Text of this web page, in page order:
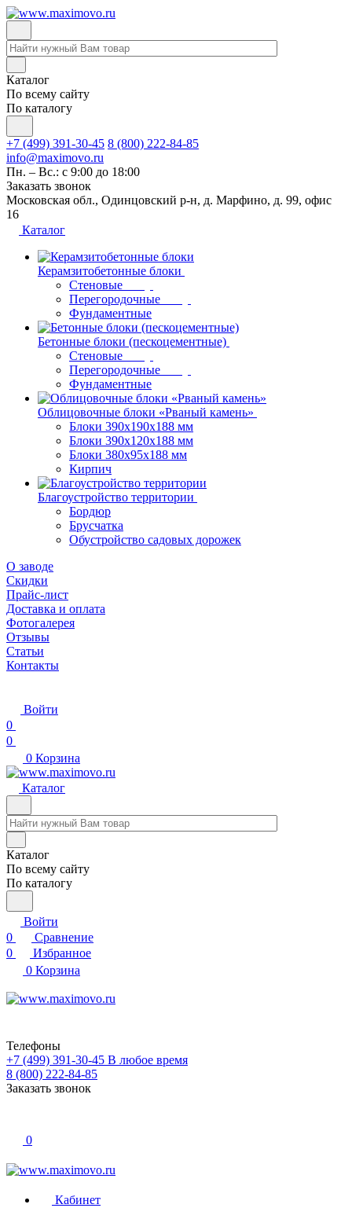
Каталог
По всему сайту
По каталогу
+7 (499) 391-30-45 8 (800) 222-84-85
info@maximovo.ru
Пн. – Вс.: с 9:00 до 18:00
Заказать звонок
Московская обл., Одинцовский р-н, д. Марфино, д. 99, офис
16
Каталог
Керамзитобетонные блоки
Стеновые
Перегородочные
Фундаментные
Бетонные блоки (пескоцементные)
Стеновые
Перегородочные
Фундаментные
Облицовочные блоки «Рваный камень»
Блоки 390х190х188 мм
Блоки 390х120х188 мм
Блоки 380х95х188 мм
Кирпич
Благоустройство территории
Бордюр
Брусчатка
Обустройство садовых дорожек
О заводе
Скидки
Прайс-лист
Доставка и оплата
Фотогалерея
Отзывы
Статьи
Контакты
Войти
0
0
0 Корзина
Каталог
Каталог
По всему сайту
По каталогу
Войти
0
Сравнение
0
Избранное
0 Корзина
Телефоны
+7 (499) 391-30-45 В любое время
8 (800) 222-84-85
Заказать звонок
0
Кабинет